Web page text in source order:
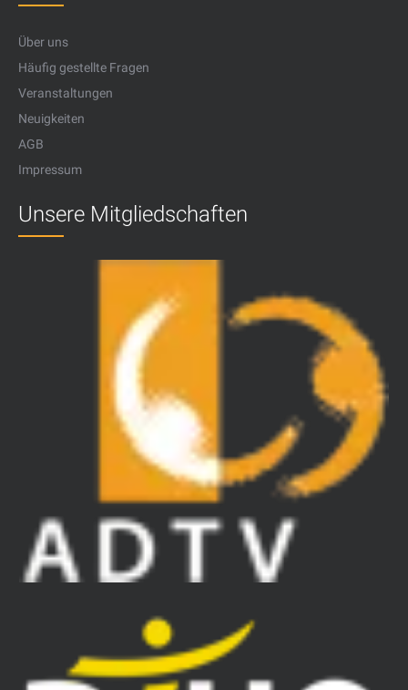
Über uns
Häufig gestellte Fragen
Veranstaltungen
Neuigkeiten
AGB
Impressum
Unsere Mitgliedschaften